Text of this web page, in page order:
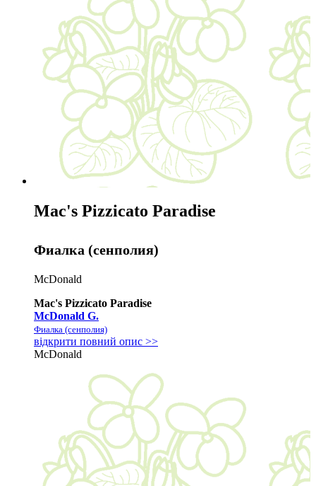
Mac's Pizzicato Paradise
Фиалка (сенполия)
McDonald
Mac's Pizzicato Paradise
McDonald G.
Фиалка (сенполия)
відкрити повний опис >>
McDonald